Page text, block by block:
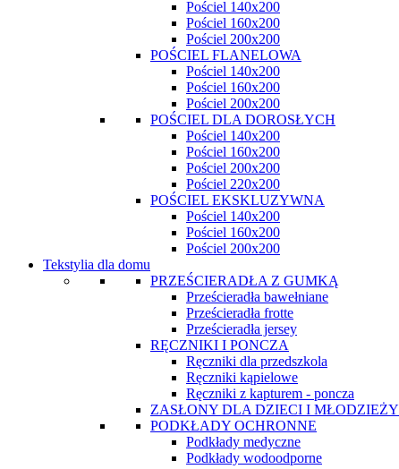
Pościel 140x200
Pościel 160x200
Pościel 200x200
POŚCIEL FLANELOWA
Pościel 140x200
Pościel 160x200
Pościel 200x200
POŚCIEL DLA DOROSŁYCH
Pościel 140x200
Pościel 160x200
Pościel 200x200
Pościel 220x200
POŚCIEL EKSKLUZYWNA
Pościel 140x200
Pościel 160x200
Pościel 200x200
Tekstylia dla domu
PRZEŚCIERADŁA Z GUMKĄ
Prześcieradła bawełniane
Prześcieradła frotte
Prześcieradła jersey
RĘCZNIKI I PONCZA
Ręczniki dla przedszkola
Ręczniki kąpielowe
Ręczniki z kapturem - poncza
ZASŁONY DLA DZIECI I MŁODZIEŻY
PODKŁADY OCHRONNE
Podkłady medyczne
Podkłady wodoodporne